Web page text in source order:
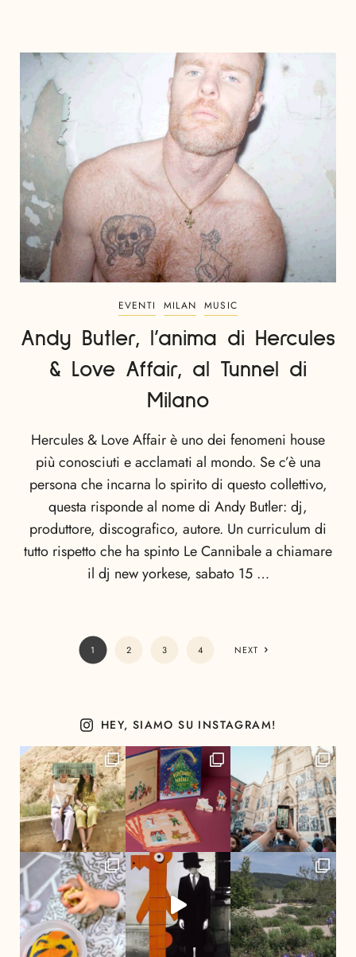
EVENTI MILAN MUSIC
Andy Butler, l’anima di Hercules
& Love Affair, al Tunnel di
Milano
Hercules & Love Affair è uno dei fenomeni house
più conosciuti e acclamati al mondo. Se c’è una
persona che incarna lo spirito di questo collettivo,
questa risponde al nome di Andy Butler: dj,
produttore, discografico, autore. Un curriculum di
tutto rispetto che ha spinto Le Cannibale a chiamare
il dj new yorkese, sabato 15 …
1 2 3 4 NEXT
HEY, SIAMO SU INSTAGRAM!